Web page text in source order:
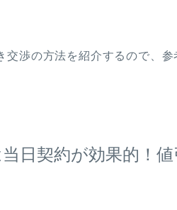
交渉の方法を紹介するので、
日契約が効果的！